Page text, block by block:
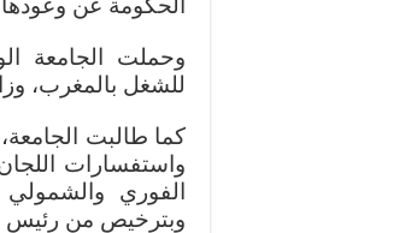
الحكومة عن
وحملت الجامعة
للشغل بالمغرب،
كما طالبت
وبترخيص من رئيس